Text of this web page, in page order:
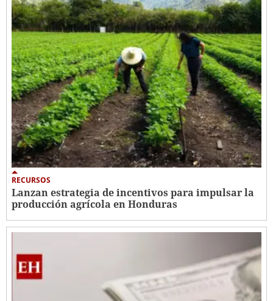
RECURSOS
Lanzan estrategia de incentivos para impulsar la
producción agrícola en Honduras